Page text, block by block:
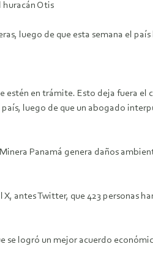
huracán Otis
luego de que esta semana el
estén en trámite. Esto deja fuera el
luego de que un abogado
Panamá genera daños
antes Twitter, que 423 personas
se logró un mejor acuerdo